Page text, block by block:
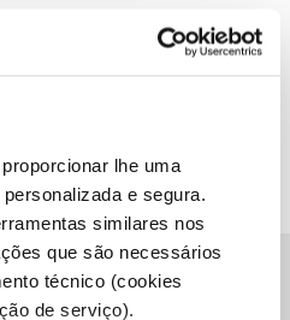
lhe uma
e segura.
similares nos
que são necessários
técnico (cookies
de serviço).
de julho